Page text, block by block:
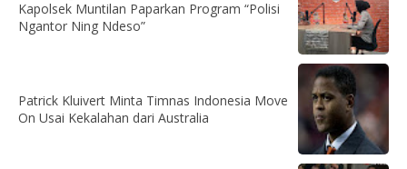
Kapolsek Muntilan Paparkan Program “Polisi
Ngantor Ning Ndeso”
Patrick Kluivert Minta Timnas Indonesia Move
On Usai Kekalahan dari Australia